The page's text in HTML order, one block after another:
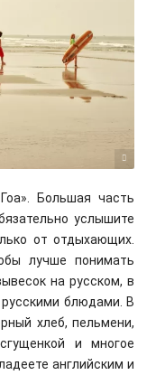
CAPTURES/unsplash
Большая часть
услышите
от отдыхающих.
лучше понимать
на русском, в
блюдами. В
хлеб, пельмени,
и многое
английским и